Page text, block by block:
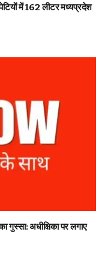
में 162 लीटर मध्यप्रदेश
गुस्सा: अधीक्षिका पर लगाए